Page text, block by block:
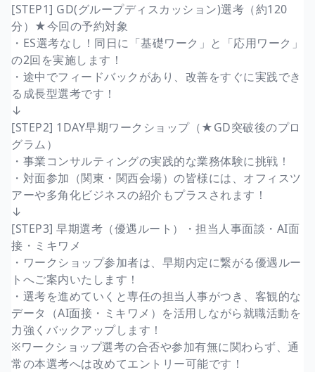
[STEP1] GD(グループディスカッション)選考（約120
分）★今回の予約対象
・ES選考なし！同日に「基礎ワーク」と「応用ワーク」
の2回を実施します！
・途中でフィードバックがあり、改善をすぐに実践でき
る成長型選考です！
↓
[STEP2] 1DAY早期ワークショップ（★GD突破後のプロ
グラム）
・事業コンサルティングの実践的な業務体験に挑戦！
・対面参加（関東・関西会場）の皆様には、オフィスツ
アーや多角化ビジネスの紹介もプラスされます！
↓
[STEP3] 早期選考（優遇ルート）・担当人事面談・AI面
接・ミキワメ
・ワークショップ参加者は、早期内定に繋がる優遇ルー
トへご案内いたします！
・選考を進めていくと専任の担当人事がつき、客観的な
データ（AI面接・ミキワメ）を活用しながら就職活動を
力強くバックアップします！
※ワークショップ選考の合否や参加有無に関わらず、通
常の本選考へは改めてエントリー可能です！